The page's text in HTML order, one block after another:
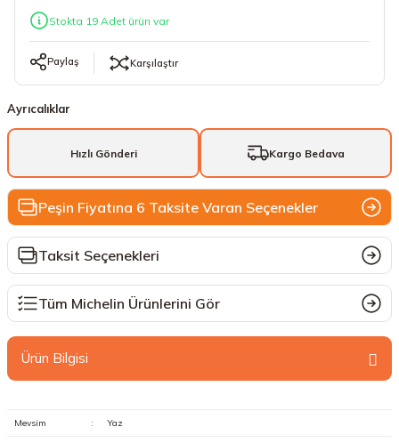
Stokta 19 Adet ürün var
Paylaş Karşılaştır
Ayrıcalıklar
Hızlı Gönderi Kargo Bedava
Peşin Fiyatına 6 Taksite Varan Seçenekler
Taksit Seçenekleri
Tüm Michelin Ürünlerini Gör
Ürün Bilgisi
Mevsim : Yaz